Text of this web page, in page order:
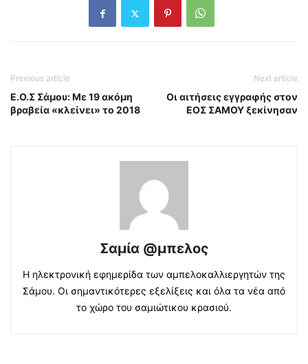
Previous article
Ε.Ο.Σ Σάμου: Με 19 ακόμη
βραβεία «κλείνει» το 2018
Next article
Οι αιτήσεις εγγραφής στον
ΕΟΣ ΣΑΜΟΥ ξεκίνησαν
Σαμία @μπελος
Η ηλεκτρονική εφημερίδα των αμπελοκαλλιεργητών της
Σάμου. Οι σημαντικότερες εξελίξεις και όλα τα νέα από
το χώρο του σαμιώτικου κρασιού.